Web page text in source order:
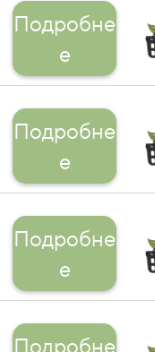
Подробне
е
Подробне
е
Подробне
е
Подробне